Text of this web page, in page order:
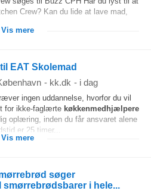
Crew? Kan du lide at lave mad,
Vis mere
EAT Skolemad
- kk.dk - i dag
ingen uddannelse, hvorfor du vil
for ikke-faglærte køkkenmedhjælpere
oplæring, inden du får ansvaret alene
er 25 timer...
Vis mere
søger
i hele...